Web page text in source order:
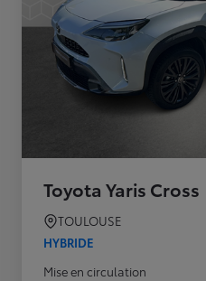
Toyota Yaris Cross
TOULOUSE
HYBRIDE
Mise en circulation